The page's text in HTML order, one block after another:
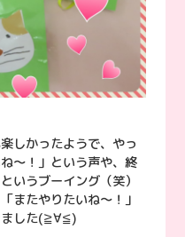
しかったようで、やっ
〜！」という声や、終
いうブーイング（笑）
またやりたいね〜！」
ました(≧∀≦)